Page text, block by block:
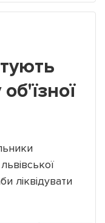
ліквідувати